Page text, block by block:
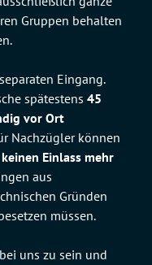
Gruppen behalten
Eingang.
spätestens 45
vor Ort
Nachzügler können
keinen Einlass mehr
aus
Gründen
müssen.
uns zu sein und